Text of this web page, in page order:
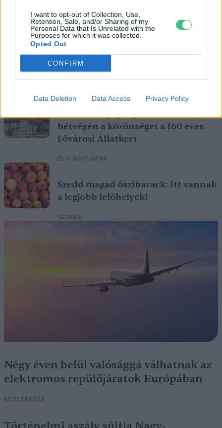
I want to opt-out of Collection, Use,
Retention, Sale, and/or Sharing of my
Personal Data that Is Unrelated with the
Purposes for which it was collected.
Opted Out
CONFIRM
Data Deletion Data Access Privacy Policy
és a fényszegény környezetet.
Születésnapi programokkal várja a
hétvégén a közönséget a 160 éves
Fővárosi Állatkert
ÉLŐ BOLYGÓNK
Szedd magad őszibarack: itt vannak
a legjobb lelőhelyek!
SZEMLE
Négy éven belül valósággá válhatnak az
elektromos repülőjáratok Európában
KÖZLEKEDÉS